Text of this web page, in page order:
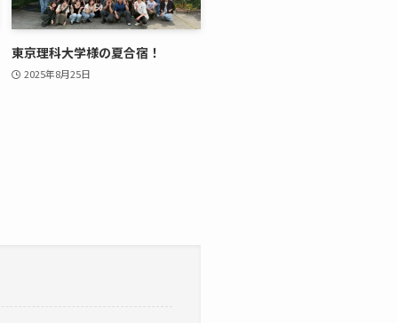
東京理科大学様の夏合宿！
2025年8月25日